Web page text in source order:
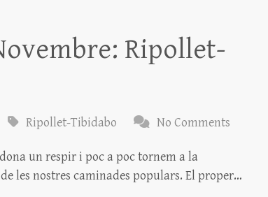
Ripollet-
Ripollet-Tibidabo No Comments
un respir i poc a poc tornem a la
les nostres caminades populars. El proper…